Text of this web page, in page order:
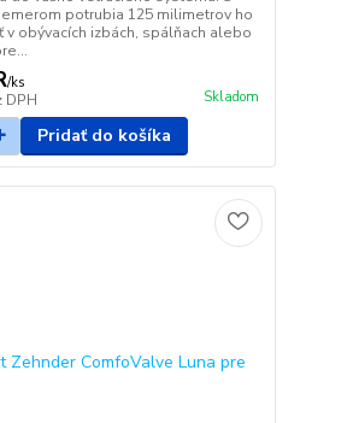
potrubia 125 milimetrov ho
v obývacích izbách, spálňach alebo
/ks
DPH Skladom
Pridať do košíka